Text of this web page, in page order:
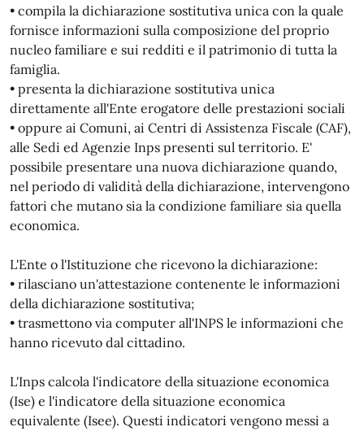
• compila la dichiarazione sostitutiva unica con la quale
fornisce informazioni sulla composizione del proprio
nucleo familiare e sui redditi e il patrimonio di tutta la
famiglia.
• presenta la dichiarazione sostitutiva unica
direttamente all'Ente erogatore delle prestazioni sociali
• oppure ai Comuni, ai Centri di Assistenza Fiscale (CAF),
alle Sedi ed Agenzie Inps presenti sul territorio. E'
possibile presentare una nuova dichiarazione quando,
nel periodo di validità della dichiarazione, intervengono
fattori che mutano sia la condizione familiare sia quella
economica.
L'Ente o l'Istituzione che ricevono la dichiarazione:
• rilasciano un'attestazione contenente le informazioni
della dichiarazione sostitutiva;
• trasmettono via computer all'INPS le informazioni che
hanno ricevuto dal cittadino.
L'Inps calcola l'indicatore della situazione economica
(Ise) e l'indicatore della situazione economica
equivalente (Isee). Questi indicatori vengono messi a